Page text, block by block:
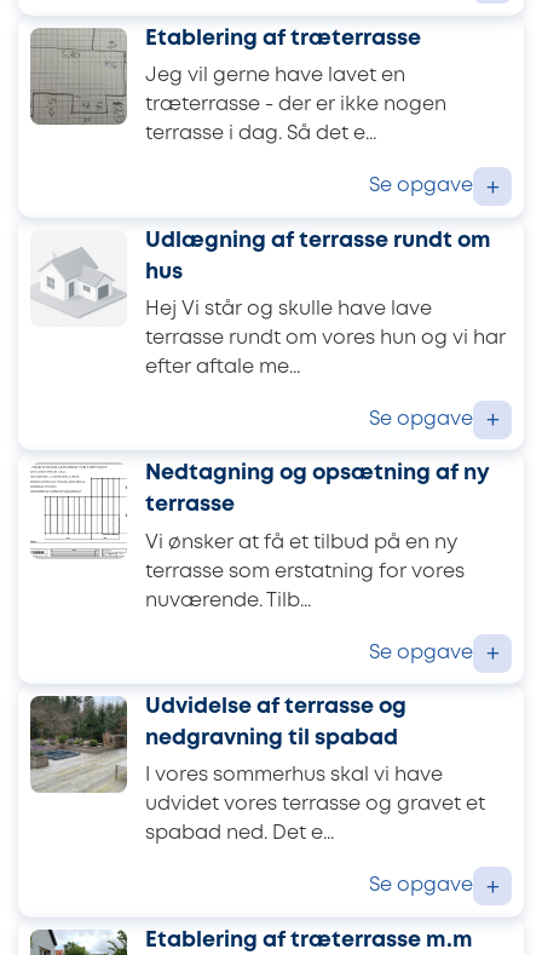
Etablering af træterrasse
Jeg vil gerne have lavet en
træterrasse - der er ikke nogen
terrasse i dag. Så det e...
Se opgave +
Udlægning af terrasse rundt om
hus
Hej Vi står og skulle have lave
terrasse rundt om vores hun og vi har
efter aftale me...
Se opgave +
Nedtagning og opsætning af ny
terrasse
Vi ønsker at få et tilbud på en ny
terrasse som erstatning for vores
nuværende. Tilb...
Se opgave +
Udvidelse af terrasse og
nedgravning til spabad
I vores sommerhus skal vi have
udvidet vores terrasse og gravet et
spabad ned. Det e...
Se opgave +
Etablering af træterrasse m.m